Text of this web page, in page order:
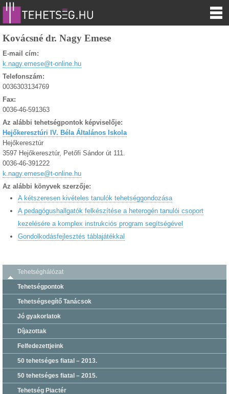
Kovácsné dr. Nagy Emese
E-mail cím:
k.nagy.emese@t-online.hu
Telefonszám:
0036303134769
Fax:
0036-46-591363
Az alábbi tehetségpontok képviselője:
Hejőkeresztúri IV. Béla Általános Iskola
Hejőkeresztúr
3597 Hejőkeresztúr, Petőfi Sándor út 111.
0036-46-391222
k.nagy.emese@t-online.hu
Az alábbi könyvek szerzője:
A kétszeresen kivételes tanulók tehetséggondozása
A pedagógushallgatók felkészítése a heterogén tanulói csoport
kezelésére a komplex instrukciós program segítségével
Gondolkodásfejlesztés táblajátékkal
Tehetséghálózat
Tehetségpontok
Tehetségsegítő Tanácsok
Jó gyakorlatok
Díjazottak
Felfedezettjeink
50 tehetséges fiatal – 2013.
50 tehetséges fiatal – 2015.
Tehetség Piactér